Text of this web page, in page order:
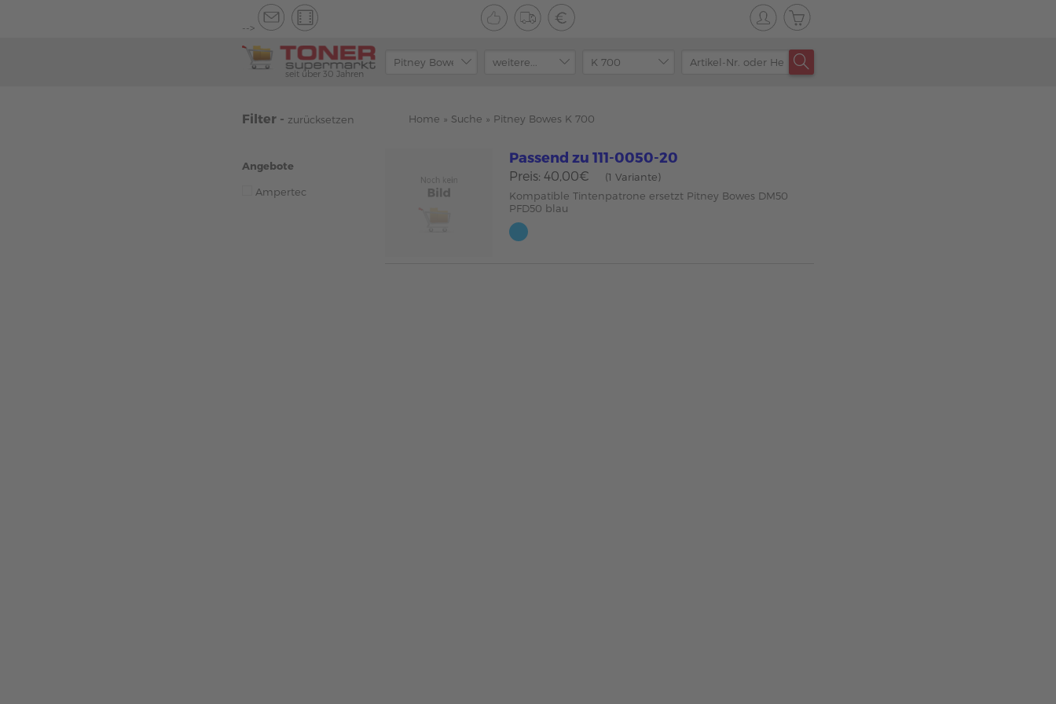
-->
seit über 30 Jahren
Filter - zurücksetzen
Angebote
Ampertec
Home » Suche » Pitney Bowes K 700
Passend zu 111-0050-20
Preis: 40,00€
(1 Variante)
Kompatible Tintenpatrone ersetzt Pitney Bowes DM50
PFD50 blau